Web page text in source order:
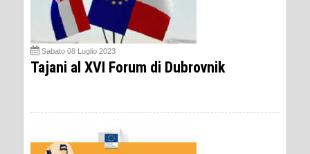
Sabato 08 Luglio 2023
Tajani al XVI Forum di Dubrovnik